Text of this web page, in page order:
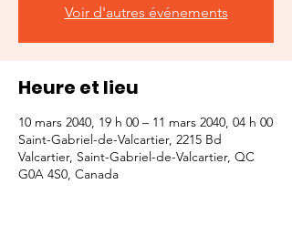
Voir d'autres événements
Heure et lieu
10 mars 2040, 19 h 00 – 11 mars 2040, 04 h 00
Saint-Gabriel-de-Valcartier, 2215 Bd
Valcartier, Saint-Gabriel-de-Valcartier, QC
G0A 4S0, Canada